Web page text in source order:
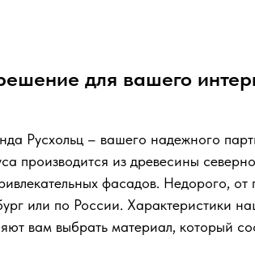
для вашего
Русхольц – вашего надежного
из древесины
фасадов. Недорого, от
или по России. Характеристики
вам выбрать материал, который